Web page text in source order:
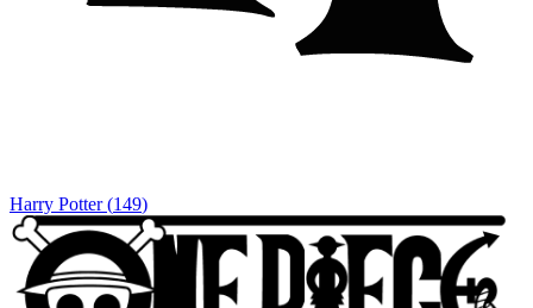
Harry Potter (149)